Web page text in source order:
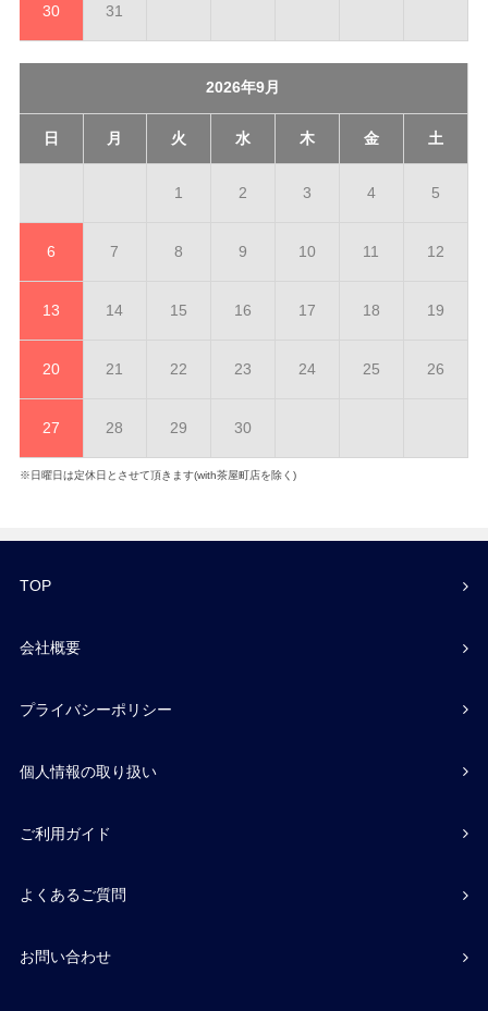
30 31
2026年9月
日 月 火 水 木 金 土
1 2 3 4 5
6 7 8 9 10 11 12
13 14 15 16 17 18 19
20 21 22 23 24 25 26
27 28 29 30
※日曜日は定休日とさせて頂きます(with茶屋町店を除く)
TOP
会社概要
プライバシーポリシー
個人情報の取り扱い
ご利用ガイド
よくあるご質問
お問い合わせ